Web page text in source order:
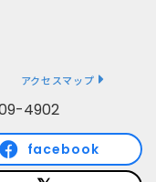
アクセスマップ
4902
facebook